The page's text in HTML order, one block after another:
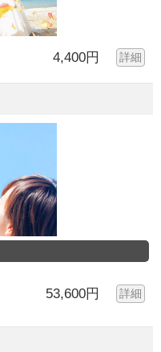
4,400円 詳細
53,600円 詳細